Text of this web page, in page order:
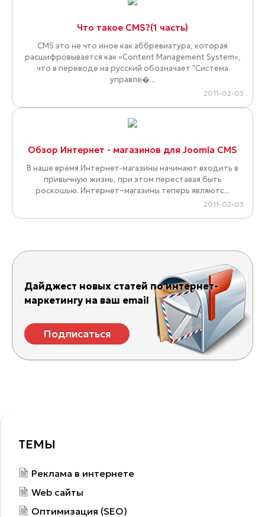
Что такое CMS?(1 часть)
CMS это не что иное как аббревиатура, которая
расшифровывается как «Content Management System»,
что в переводе на русский обозначает "Система
управле�...
2011-02-03
Обзор Интернет - магазинов для Joomla CMS
В наше время Интернет-магазины начинают входить в
привычную жизнь, при этом переставая быть
роскошью. Интернет–магазины теперь являютс...
2011-02-03
Дайджест новых статей по интернет-
маркетингу на ваш email
Подписаться
ТЕМЫ
Реклама в интернете
Web сайты
Оптимизация (SEO)